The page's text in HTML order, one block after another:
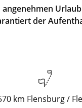
der
km Flensburg /